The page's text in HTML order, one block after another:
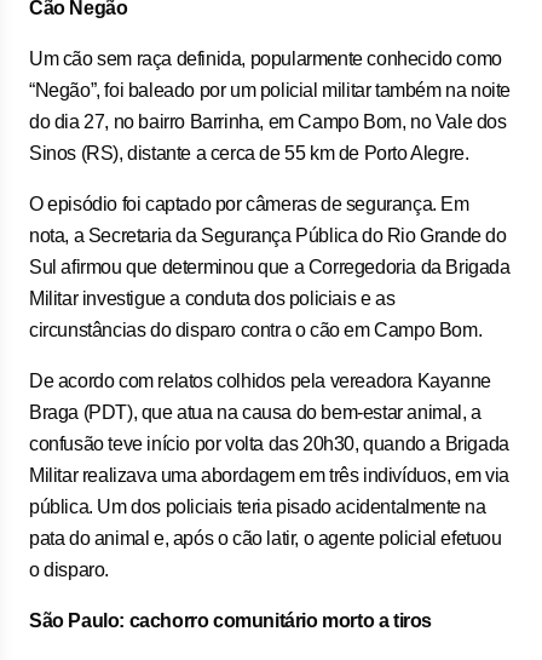
Cão Negão
Um cão sem raça definida, popularmente conhecido como
“Negão”, foi baleado por um policial militar também na noite
do dia 27, no bairro Barrinha, em Campo Bom, no Vale dos
Sinos (RS), distante a cerca de 55 km de Porto Alegre.
O episódio foi captado por câmeras de segurança. Em
nota, a Secretaria da Segurança Pública do Rio Grande do
Sul afirmou que determinou que a Corregedoria da Brigada
Militar investigue a conduta dos policiais e as
circunstâncias do disparo contra o cão em Campo Bom.
De acordo com relatos colhidos pela vereadora Kayanne
Braga (PDT), que atua na causa do bem-estar animal, a
confusão teve início por volta das 20h30, quando a Brigada
Militar realizava uma abordagem em três indivíduos, em via
pública. Um dos policiais teria pisado acidentalmente na
pata do animal e, após o cão latir, o agente policial efetuou
o disparo.
São Paulo: cachorro comunitário morto a tiros